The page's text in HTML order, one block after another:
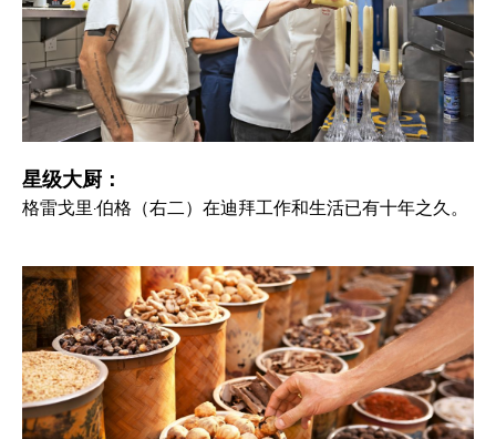
星级大厨：
格雷戈里·伯格（右二）在迪拜工作和生活已有十年之久。